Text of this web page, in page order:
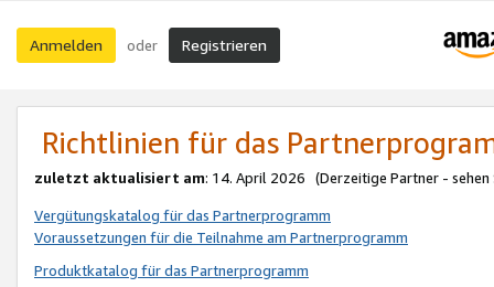
Anmelden oder Registrieren
Richtlinien für das
zuletzt aktualisiert am: 14. April 2026 (Derzeitige Partner - sehen
Vergütungskatalog für das Partnerprogramm
Voraussetzungen für die Teilnahme am Partnerprogramm
Produktkatalog für das Partnerprogramm